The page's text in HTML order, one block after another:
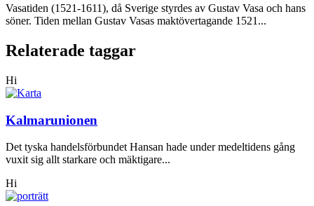
Vasatiden (1521-1611), då Sverige styrdes av Gustav Vasa och hans
söner. Tiden mellan Gustav Vasas maktövertagande 1521...
Relaterade taggar
Hi
Kalmarunionen
Det tyska handelsförbundet Hansan hade under medeltidens gång
vuxit sig allt starkare och mäktigare...
Hi